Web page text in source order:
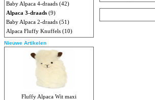
Baby Alpaca 4-draads (42)
Alpaca 3-draads (9)
Baby Alpaca 2-draads (51)
Alpaca Fluffy Knuffels (10)
Nieuwe Artikelen
Fluffy Alpaca Wit maxi